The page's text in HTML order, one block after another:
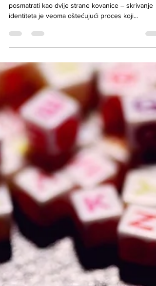
Vidljivost unutar trans* zajednice se može
posmatrati kao dvije strane kovanice – skrivanje
identiteta je veoma oštećujući proces koji...